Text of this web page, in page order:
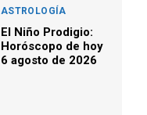
ASTROLOGÍA
El Niño Prodigio:
Horóscopo de hoy
6 agosto de 2026